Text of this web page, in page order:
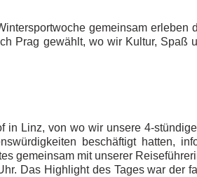
gemeinsam
Prag gewählt, wo wir Kultur, Spaß
Linz, von wo wir unsere 4-
beschäftigt hatten,
gemeinsam mit unserer
Das Highlight des Tages war der